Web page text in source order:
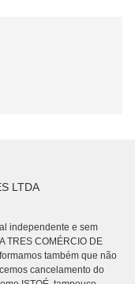
LTDA
independente e sem
TRES COMÉRCIO DE
também que não
cancelamento do